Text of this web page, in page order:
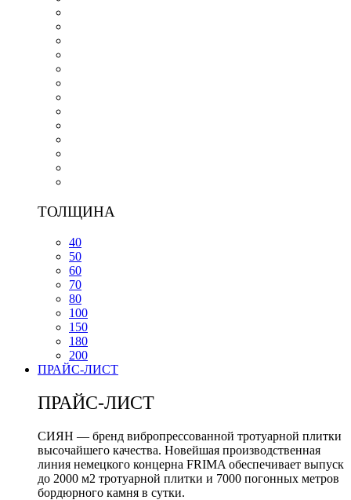
ТОЛЩИНА
40
50
60
70
80
100
150
180
200
ПРАЙС-ЛИСТ
ПРАЙС-ЛИСТ
СИЯН — бренд вибропрессованной тротуарной плитки
высочайшего качества. Новейшая производственная
линия немецкого концерна FRIMA обеспечивает выпуск
до 2000 м2 тротуарной плитки и 7000 погонных метров
бордюрного камня в сутки.